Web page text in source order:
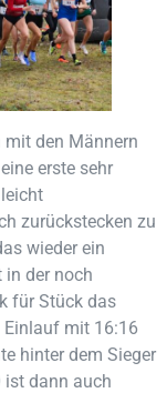
den Männern
erste sehr
zurückstecken zu
wieder ein
der noch
für Stück das
Einlauf mit 16:16
hinter dem Sieger
ist dann auch